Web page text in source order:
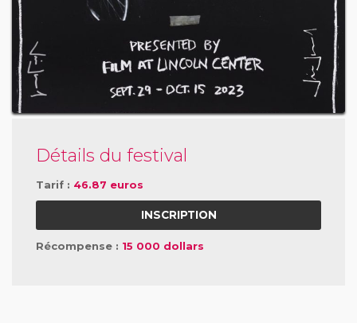
Détails du festival
Tarif : 46.87 euros
INSCRIPTION
Récompense : 15 000 dollars